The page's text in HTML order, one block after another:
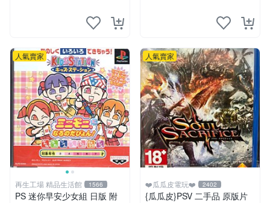
人氣賣家
再生工場 精品生活館 1566
PS 迷你早安少女組 日版 附
人氣賣家
❤️瓜瓜皮電玩❤️ 2402
{瓜瓜皮}PSV 二手品 原版片